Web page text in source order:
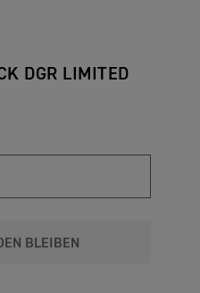
DGR LIMITED
BLEIBEN